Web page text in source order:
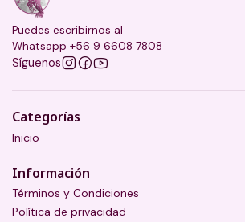
Puedes escribirnos al
Whatsapp +56 9 6608 7808
Síguenos
Categorías
Inicio
Información
Términos y Condiciones
Política de privacidad